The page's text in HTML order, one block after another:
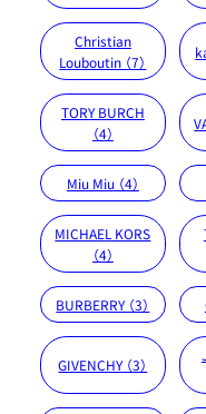
Christian
Louboutin （7）
TORY BURCH
（4）
Miu Miu （4）
MICHAEL KORS
（4）
BURBERRY （3）
GIVENCHY （3）